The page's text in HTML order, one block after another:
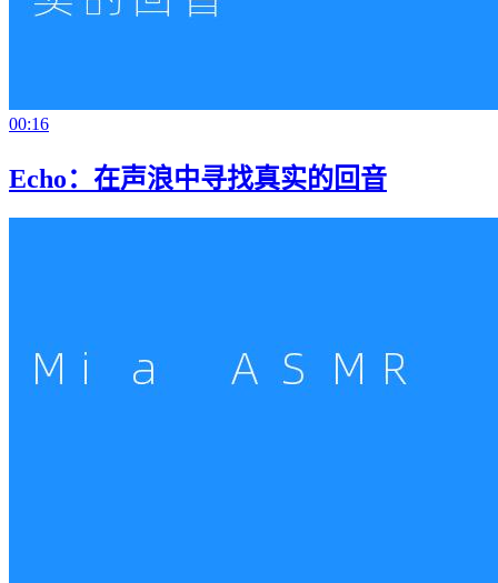
00:16
Echo：在声浪中寻找真实的回音